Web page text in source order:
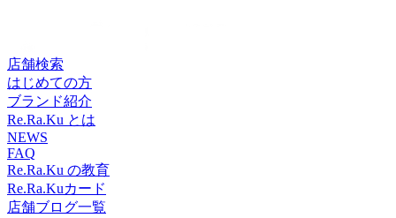
ま新都心＿コクーンシティ＿大宮＿北浦和＿肩こり#さいた
ま新都心＿コクーンシティ＿大宮＿北浦和＿腰痛
都心＿コクーンシティ＿大宮＿北浦和＿マッサージ#さいた
ま新都心＿コクーンシティ＿大宮＿北浦和＿肩こり#さいた
ま新都心＿コクーンシティ＿大宮＿北浦和＿腰痛
新都心」駅より徒歩5分コクーン2の3階フードコート横に当
店がございます（さいたま新都心駅近くの2Ｆのお店ではご
ざいません！！）
△△△△△△△△△△△△△△△△△△△△△#さいたま新
都心＿コクーンシティ＿大宮＿北浦和＿マッサージ#さいた
ま新都心＿コクーンシティ＿大宮＿北浦和＿肩こり#さいた
ま新都心＿コクーンシティ＿大宮＿北浦和＿腰痛
肉を緩めたい方等にオススメのオプションとなっております
(^^)/うつ伏せの通常のもみほぐし後、20分or40分のお時間を
いただき【横向き】→腕周り・お胸周り（大胸筋）・首・背
中をぐーーーーーんとストレッチ【仰向け】→肩甲骨周り・
腕・腕の内側・脇などのアプローチが主な内容です★「肩を
ほぐしてもらうだけではあんまり肩の辛さが取れない」「肩
の前側が硬いな～」と思っている方はぜひ受けてみてくださ
い！ストレッチなので、普段のボディケアのほぐしとはまた
違ったスッキリ感が感じられますし、楽な状態も続きやすく
店舗検索
はじめての方
ブランド紹介
Re.Ra.Ku とは
NEWS
FAQ
Re.Ra.Ku の教育
Re.Ra.Kuカード
店舗ブログ一覧